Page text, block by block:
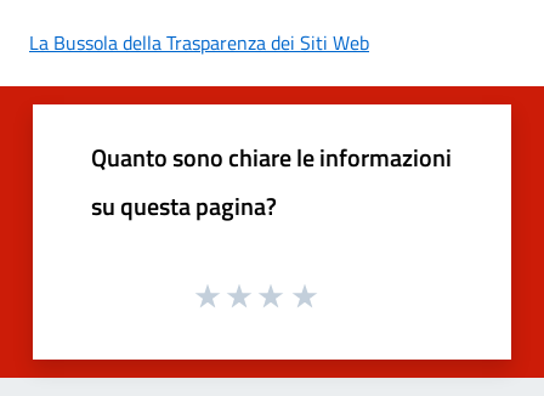
La Bussola della Trasparenza dei Siti Web
Quanto sono chiare le informazioni
su questa pagina?